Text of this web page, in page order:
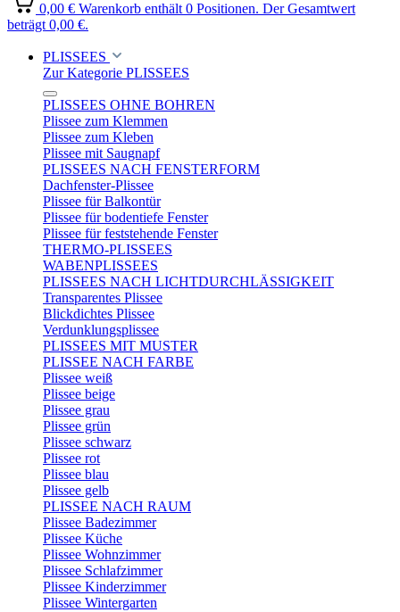
0,00 € Warenkorb enthält 0 Positionen. Der Gesamtwert
beträgt 0,00 €.
PLISSEES
Zur Kategorie PLISSEES
PLISSEES OHNE BOHREN
Plissee zum Klemmen
Plissee zum Kleben
Plissee mit Saugnapf
PLISSEES NACH FENSTERFORM
Dachfenster-Plissee
Plissee für Balkontür
Plissee für bodentiefe Fenster
Plissee für feststehende Fenster
THERMO-PLISSEES
WABENPLISSEES
PLISSEES NACH LICHTDURCHLÄSSIGKEIT
Transparentes Plissee
Blickdichtes Plissee
Verdunklungsplissee
PLISSEES MIT MUSTER
PLISSEE NACH FARBE
Plissee weiß
Plissee beige
Plissee grau
Plissee grün
Plissee schwarz
Plissee rot
Plissee blau
Plissee gelb
PLISSEE NACH RAUM
Plissee Badezimmer
Plissee Küche
Plissee Wohnzimmer
Plissee Schlafzimmer
Plissee Kinderzimmer
Plissee Wintergarten